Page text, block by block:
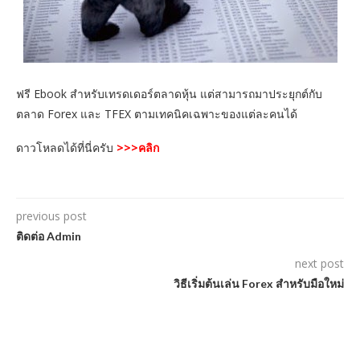
ฟรี Ebook สำหรับเทรดเดอร์ตลาดหุ้น แต่สามารถมาประยุกต์กับ
ตลาด Forex และ TFEX ตามเทคนิคเฉพาะของแต่ละคนได้
ดาวโหลดได้ที่นี่ครับ >>>คลิก
previous post
ติดต่อ Admin
next post
วิธีเริ่มต้นเล่น Forex สำหรับมือใหม่